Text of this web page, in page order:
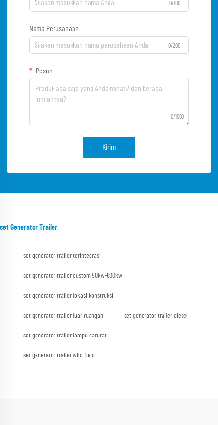
0/100
Nama Perusahaan
0/200
Pesan
0/1000
Kirim
set Generator Trailer
set generator trailer terintegrasi
set generator trailer custom 50kw-800kw
set generator trailer lokasi konstruksi
set generator trailer luar ruangan set generator trailer diesel
set generator trailer lampu darurat
set generator trailer wild field